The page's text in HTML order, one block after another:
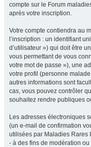
compte sur le Forum
après votre inscription.
Votre compte contiendra au
l’inscription : un identifiant
d’utilisateur ») qui doit être
vous permettant de vous
votre mot de passe »), une
votre profil (personne
autres informations sont
cas, vous pouvez contrôler
souhaitez rendre publiques
Les adresses électroniques
(un e-mail de confirmation
utilisées par Maladies Rares
- à des fins de modération